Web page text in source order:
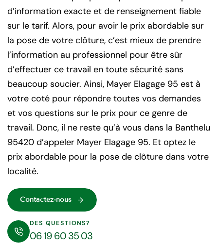
d’information exacte et de renseignement fiable
sur le tarif. Alors, pour avoir le prix abordable sur
la pose de votre clôture, c’est mieux de prendre
l’information au professionnel pour être sûr
d’effectuer ce travail en toute sécurité sans
beaucoup soucier. Ainsi, Mayer Elagage 95 est à
votre coté pour répondre toutes vos demandes
et vos questions sur le prix pour ce genre de
travail. Donc, il ne reste qu’à vous dans la Banthelu
95420 d’appeler Mayer Elagage 95. Et optez le
prix abordable pour la pose de clôture dans votre
localité.
Contactez-nous
DES QUESTIONS?
06 19 60 35 03